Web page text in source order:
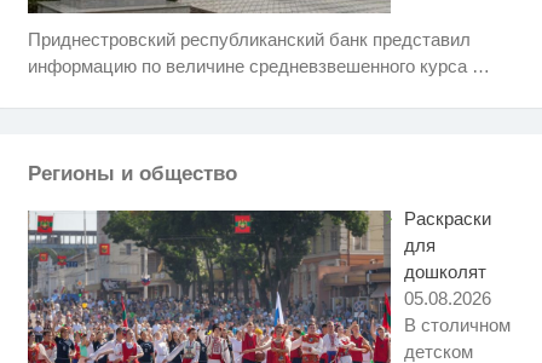
Приднестровский республиканский банк представил
информацию по величине средневзвешенного курса …
Регионы и общество
Раскраски
для
дошколят
05.08.2026
В столичном
детском
i
Ролик длится несколько секунд,
Публичный удар Зеленскому от
Почему вы не сможете вернуть